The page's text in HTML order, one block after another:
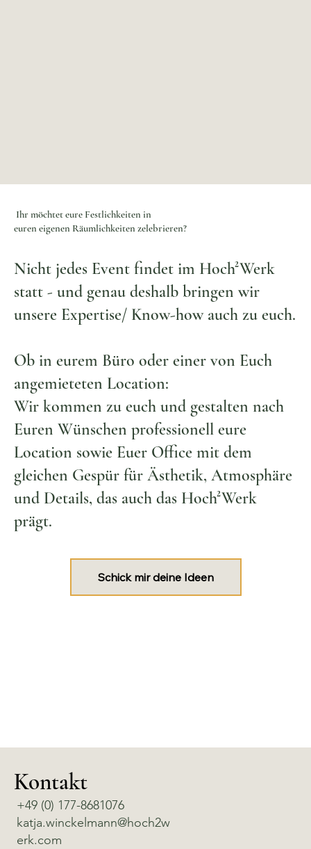
Ihr möchtet eure Festlichkeiten in
euren eigenen Räumlichkeiten zelebrieren?
Nicht jedes Event findet im Hoch²Werk
statt - und genau deshalb bringen wir
unsere Expertise/ Know-how auch zu euch.
Ob in eurem Büro oder einer von Euch
angemieteten Location:
Wir kommen zu euch und gestalten nach
Euren Wünschen professionell eure
Location sowie Euer Office mit dem
gleichen Gespür für Ästhetik, Atmosphäre
und Details, das auch das Hoch²Werk
prägt.
Schick mir deine Ideen
+49 (0) 177-8681076
katja.winckelmann@hoch2w
erk.com
Kontakt